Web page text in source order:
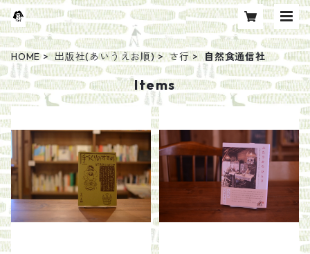
HOME 出版社(あいうえお順) さ行 自然食通信社
Items